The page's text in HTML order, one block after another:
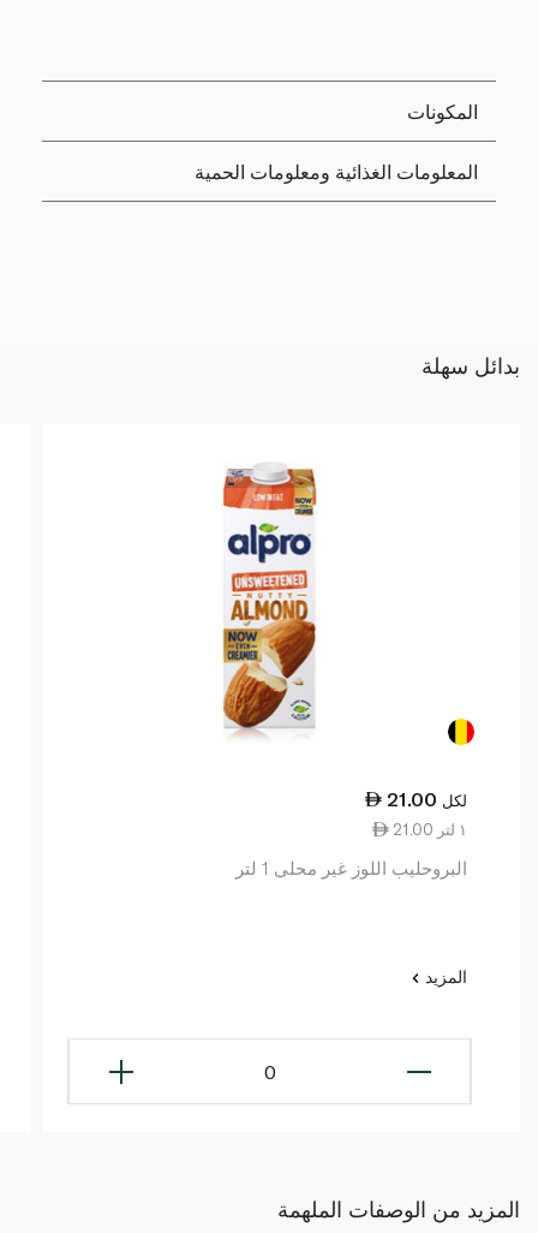
المكونات
المعلومات الغذائية ومعلومات الحمية
بدائل سهلة
21.00 لكل
21.00 ١ لتر
البروحليب اللوز غير محلى 1 لتر
المزيد
0
المزيد من الوصفات الملهمة